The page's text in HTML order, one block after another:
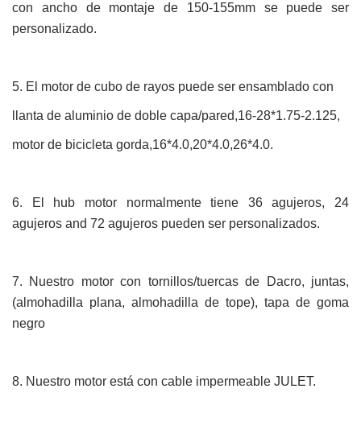
con ancho de montaje de 150-155mm se puede ser
personalizado.
5. El motor de cubo de rayos puede ser ensamblado con
llanta de aluminio de doble capa/pared,16-28*1.75-2.125,
motor de bicicleta gorda,16*4.0,20*4.0,26*4.0.
6. El hub motor normalmente tiene 36 agujeros, 24
agujeros and 72 agujeros pueden ser personalizados.
7. Nuestro motor con tornillos/tuercas de Dacro, juntas,
(almohadilla plana, almohadilla de tope), tapa de goma
negro
8. Nuestro motor está con cable impermeable JULET.